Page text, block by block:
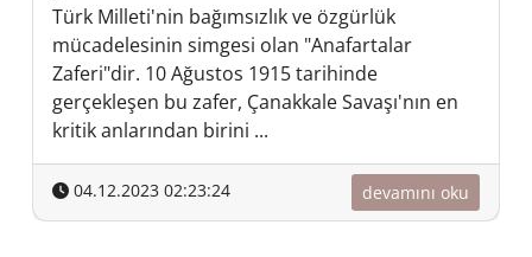
Türk Milleti'nin bağımsızlık ve özgürlük
mücadelesinin simgesi olan "Anafartalar
Zaferi"dir. 10 Ağustos 1915 tarihinde
gerçekleşen bu zafer, Çanakkale Savaşı'nın en
kritik anlarından birini ...
04.12.2023 02:23:24 devamını oku